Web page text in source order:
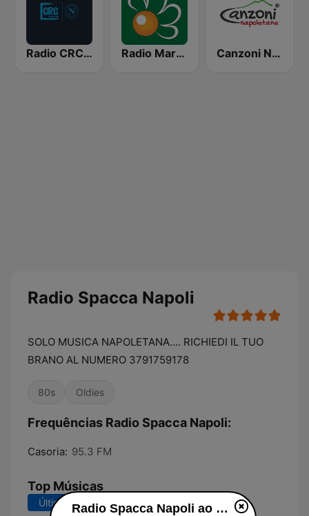
Radio CRC Napoli 100.5 Radio Margherita Canzoni Napoletane
Radio Spacca Napoli
SOLO MUSICA NAPOLETANA.... RICHIEDI IL TUO
BRANO AL NUMERO 3791759178
80s Oldies
Frequências Radio Spacca Napoli:
Casoria: 95.3 FM
Top Músicas
Últimos 7 dias Últimos 30 dias Radio Spacca Napoli ao vivo